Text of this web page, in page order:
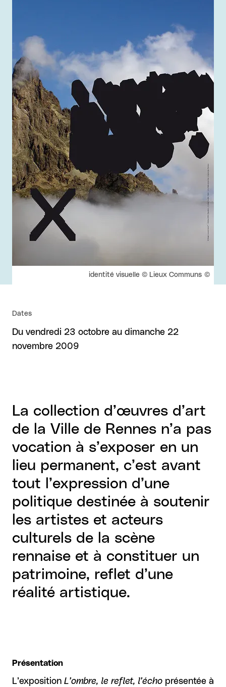
Droits réservés :
identité visuelle © Lieux Communs
Dates
Du vendredi 23 octobre au dimanche 22
novembre 2009
La collection d’œuvres d’art
de la Ville de Rennes n’a pas
vocation à s’exposer en un
lieu permanent, c’est avant
tout l’expression d’une
politique destinée à soutenir
les artistes et acteurs
culturels de la scène
rennaise et à constituer un
patrimoine, reflet d’une
réalité artistique.
Présentation
L’exposition L’ombre, le reflet, l’écho présentée à